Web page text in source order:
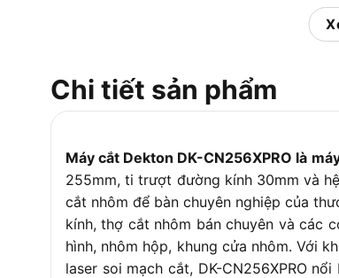
Khả năng cắt nghiêng
Có đèn Laser
Trọng lượng nguyên hộp
Lưỡi cắt kèm theo
Bảo hành
Xuất xứ
Chi tiết sản phẩm
Máy cắt Dekton DK-CN256XPRO là
255mm, ti trượt đường kính 30mm và
cắt nhôm để bàn chuyên nghiệp của
kính, thợ cắt nhôm bán chuyên và các
hình, nhôm hộp, khung cửa nhôm. Với
laser soi mạch cắt, DK-CN256XPRO